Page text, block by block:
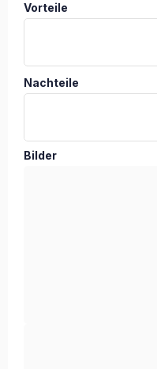
Vorteile
Nachteile
Bilder